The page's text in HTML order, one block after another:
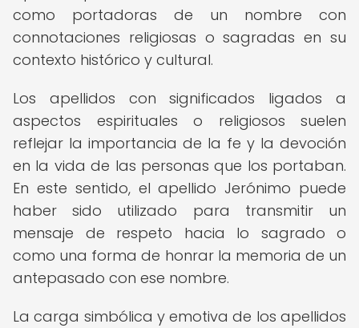
como portadoras de un nombre con
connotaciones religiosas o sagradas en su
contexto histórico y cultural.
Los apellidos con significados ligados a
aspectos espirituales o religiosos suelen
reflejar la importancia de la fe y la devoción
en la vida de las personas que los portaban.
En este sentido, el apellido Jerónimo puede
haber sido utilizado para transmitir un
mensaje de respeto hacia lo sagrado o
como una forma de honrar la memoria de un
antepasado con ese nombre.
La carga simbólica y emotiva de los apellidos